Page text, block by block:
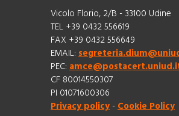
Vicolo Florio, 2/B - 33100 Udine
TEL +39 0432 556619
FAX +39 0432 556649
EMAIL:
PEC:
CF 80014550307
PI 01071600306
Privacy policy -Cookie Policy